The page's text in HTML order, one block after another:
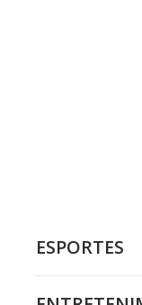
ESPORTES